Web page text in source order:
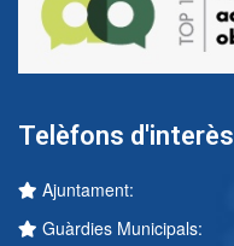
Telèfons d'interès
Ajuntament:
Guàrdies Municipals: